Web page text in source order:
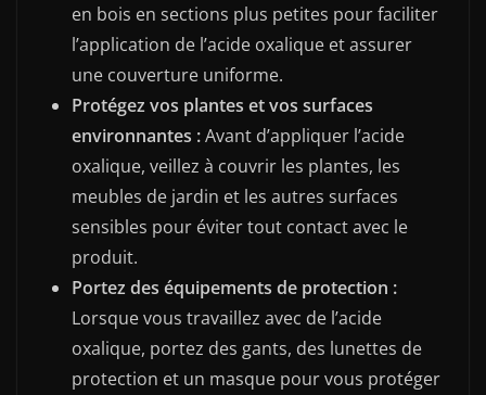
en bois en sections plus petites pour faciliter
l’application de l’acide oxalique et assurer
une couverture uniforme.
Protégez vos plantes et vos surfaces
environnantes :Avant d’appliquer l’acide
oxalique, veillez à couvrir les plantes, les
meubles de jardin et les autres surfaces
sensibles pour éviter tout contact avec le
produit.
Portez des équipements de protection :
Lorsque vous travaillez avec de l’acide
oxalique, portez des gants, des lunettes de
protection et un masque pour vous protéger